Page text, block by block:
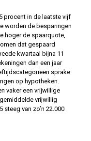
procent in de laatste vijf
worden de besparingen
hoger de spaarquote,
dat gespaard
kwartaal bijna 11
dan een jaar
sprake
op hypotheken.
vaker een vrijwillige
vrijwillig
van zo’n 22.000